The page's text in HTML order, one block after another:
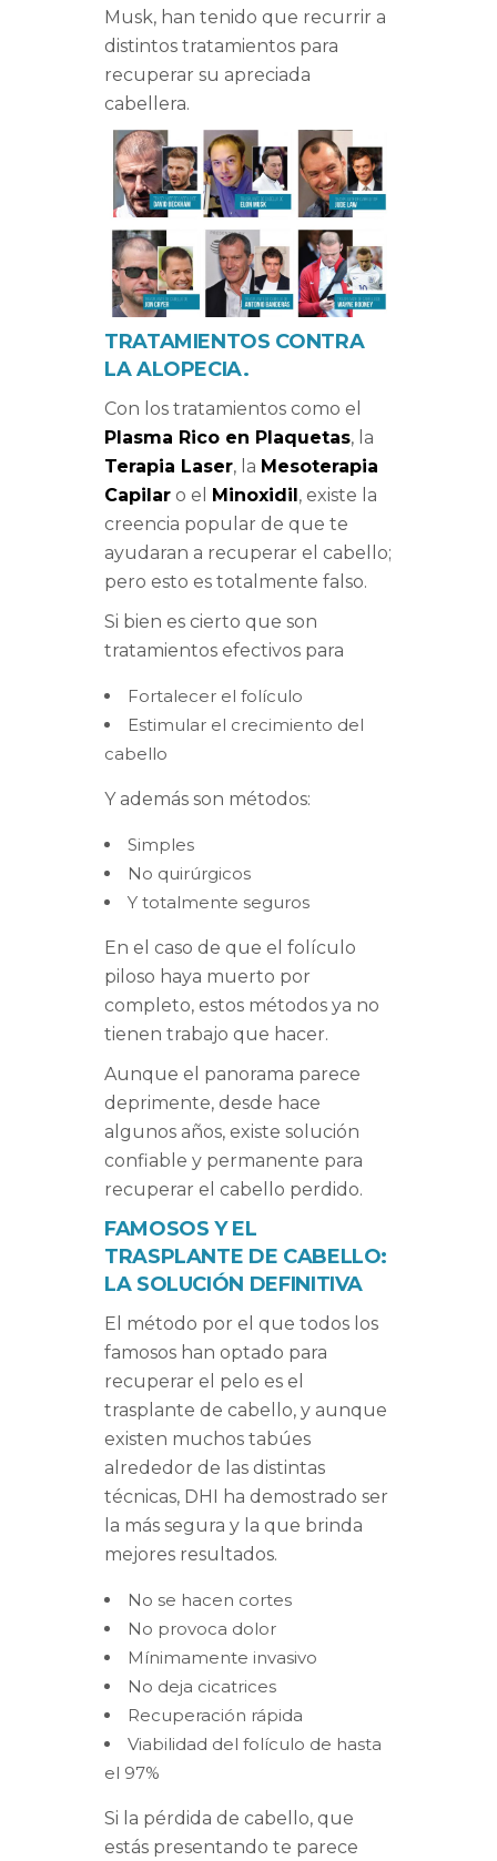
Musk, han tenido que recurrir a
distintos tratamientos para
recuperar su apreciada
cabellera.
TRATAMIENTOS CONTRA
LA ALOPECIA.
Con los tratamientos como el
Plasma Rico en Plaquetas, la
Terapia Laser, la Mesoterapia
Capilar o el Minoxidil, existe la
creencia popular de que te
ayudaran a recuperar el cabello;
pero esto es totalmente falso.
Si bien es cierto que son
tratamientos efectivos para
Fortalecer el folículo
Estimular el crecimiento del
cabello
Y además son métodos:
Simples
No quirúrgicos
Y totalmente seguros
En el caso de que el folículo
piloso haya muerto por
completo, estos métodos ya no
tienen trabajo que hacer.
Aunque el panorama parece
deprimente, desde hace
algunos años, existe solución
confiable y permanente para
recuperar el cabello perdido.
FAMOSOS Y EL
TRASPLANTE DE CABELLO:
LA SOLUCIÓN DEFINITIVA
El método por el que todos los
famosos han optado para
recuperar el pelo es el
trasplante de cabello, y aunque
existen muchos tabúes
alrededor de las distintas
técnicas, DHI ha demostrado ser
la más segura y la que brinda
mejores resultados.
No se hacen cortes
No provoca dolor
Mínimamente invasivo
No deja cicatrices
Recuperación rápida
Viabilidad del folículo de hasta
el 97%
Si la pérdida de cabello, que
estás presentando te parece